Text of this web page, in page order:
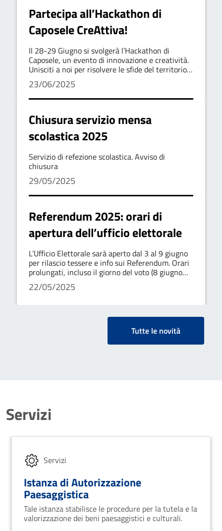
Partecipa all’Hackathon di
Caposele CreAttiva!
Il 28-29 Giugno si svolgerà l’Hackathon di
Caposele, un evento di innovazione e creatività.
Unisciti a noi per risolvere le sfide del territorio,
lavorando con giovani innovatori e esperti del
settore.
23/06/2025
Chiusura servizio mensa
scolastica 2025
Servizio di refezione scolastica. Avviso di
chiusura
29/05/2025
Referendum 2025: orari di
apertura dell’ufficio elettorale
L’Ufficio Elettorale sarà aperto dal 3 al 9 giugno
per rilascio tessere e info sui Referendum. Orari
prolungati, incluso il giorno del voto (8 giugno
7:00–23:00). Verifica i dettagli per ogni data.
22/05/2025
Tutte le novità
Servizi
Servizi
Istanza di Autorizzazione
Paesaggistica
Tale istanza stabilisce le procedure per la tutela e la
valorizzazione dei beni paesaggistici e culturali.